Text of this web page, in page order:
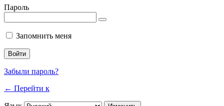
Пароль
Запомнить меня
Забыли пароль?
← Перейти к